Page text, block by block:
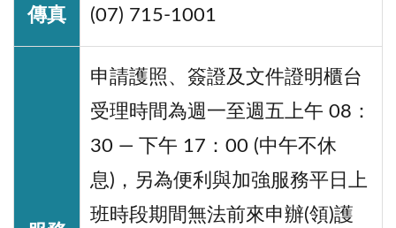
傳真 (07) 715-1001
申請護照、簽證及文件證明櫃台
受理時間為週一至週五上午 08：
30 — 下午 17：00 (中午不休
息)，另為便利與加強服務平日上
班時段期間無法前來申辦(領)護